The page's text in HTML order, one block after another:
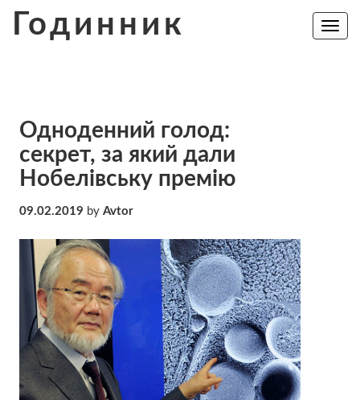
Годинник
Toggle
Одноденний голод:
секрет, за який дали
Нобелівську премію
09.02.2019 by Avtor